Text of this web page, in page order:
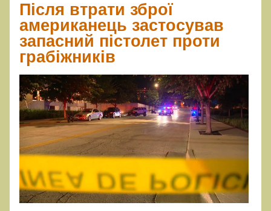
Після втрати зброї
американець застосував
запасний пістолет проти
грабіжників